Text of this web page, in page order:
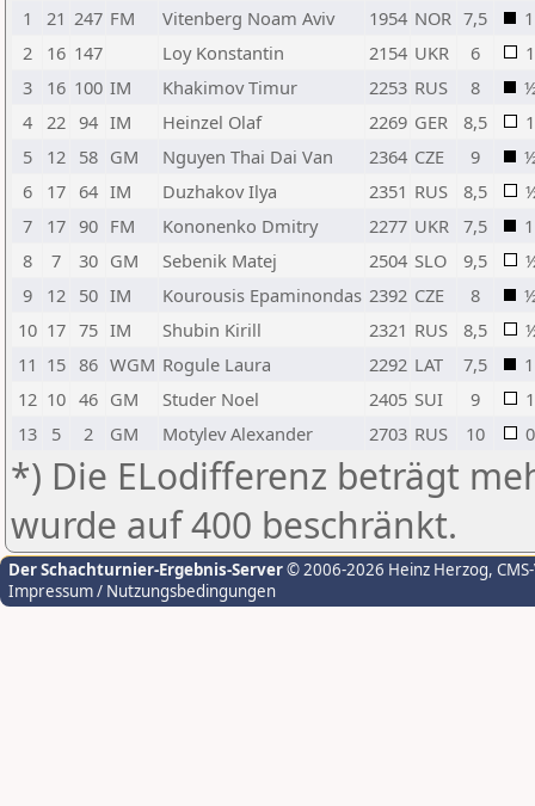
1
21 247 FM Vitenberg Noam Aviv 1954 NOR 7,5
1
2
16 147 Loy Konstantin 2154 UKR 6
1
3
16 100 IM Khakimov Timur 2253 RUS 8
4
22 94 IM Heinzel Olaf 2269 GER 8,5
1
5
12 58 GM Nguyen Thai Dai Van 2364 CZE 9
6
17 64 IM Duzhakov Ilya 2351 RUS 8,5
7
17 90 FM Kononenko Dmitry 2277 UKR 7,5
1
8
7 30 GM Sebenik Matej 2504 SLO 9,5
9
12 50 IM Kourousis Epaminondas 2392 CZE 8
10 17 75 IM Shubin Kirill 2321 RUS 8,5
11 15 86 WGM Rogule Laura 2292 LAT 7,5
1
12 10 46 GM Studer Noel 2405 SUI 9
1
13
5 2 GM Motylev Alexander 2703 RUS 10 0
*) Die ELodifferenz beträgt
wurde auf 400 beschränkt.
Der Schachturnier-Ergebnis-Server© 2006-2026 Heinz Herzog,
Impressum / Nutzungsbedingungen